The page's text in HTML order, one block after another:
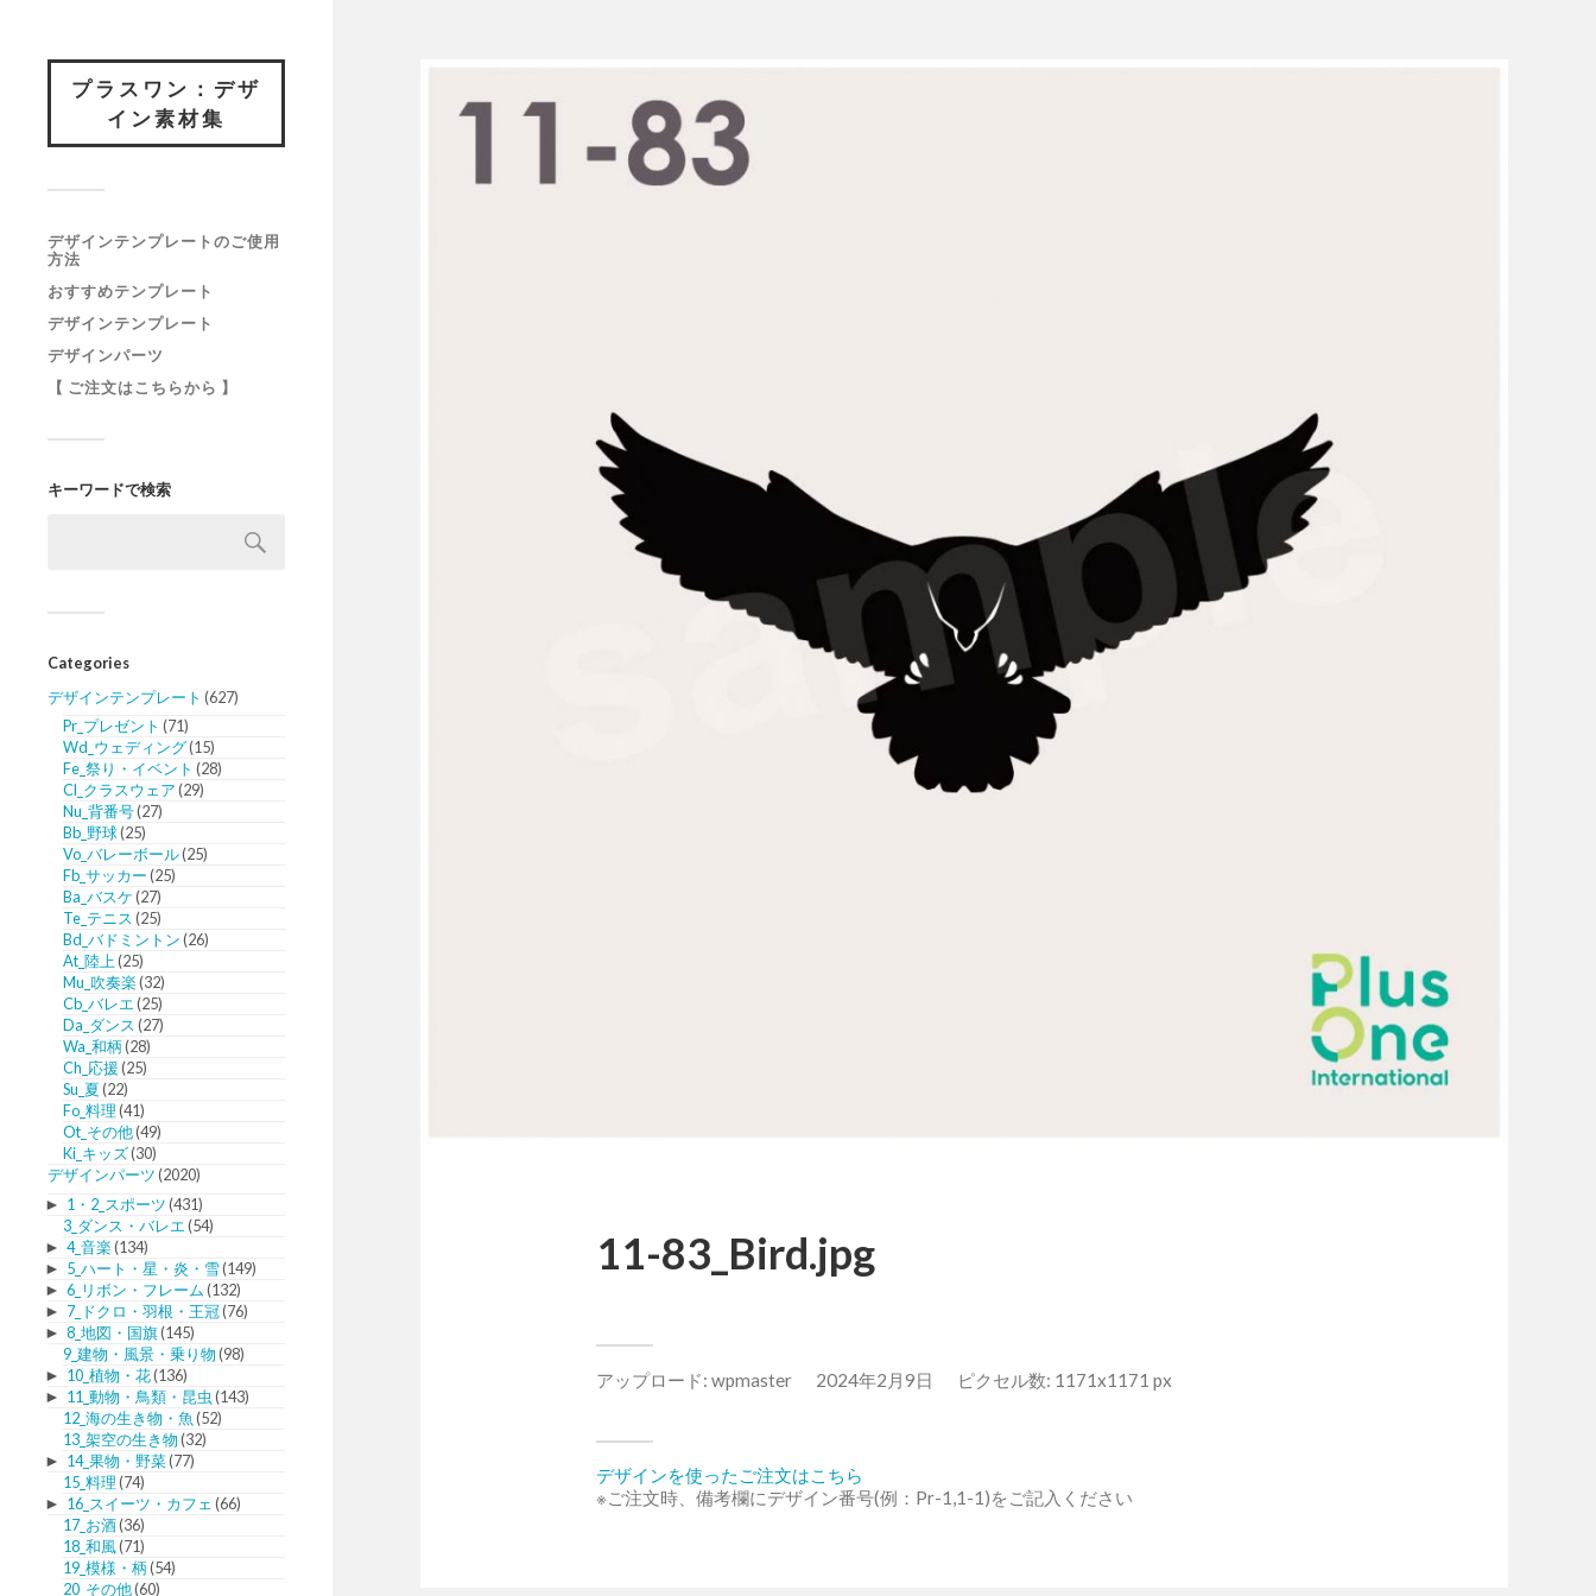
プラスワン：デザ
イン素材集
デザインテンプレートのご使用
方法
おすすめテンプレート
デザインテンプレート
デザインパーツ
【 ご注文はこちらから 】
キーワードで検索
Categories
デザインテンプレート (627)
Pr_プレゼント (71)
Wd_ウェディング(15)
Fe_祭り・イベント (28)
Cl_クラスウェア(29)
Nu_背番号(27)
Bb_野球(25)
Vo_バレーボール(25)
Fb_サッカー(25)
Ba_バスケ(27)
Te_テニス(25)
Bd_バドミントン(26)
At_陸上(25)
Mu_吹奏楽(32)
Cb_バレエ(25)
Da_ダンス(27)
Wa_和柄(28)
Ch_応援(25)
Su_夏(22)
Fo_料理(41)
Ot_その他(49)
Ki_キッズ(30)
デザインパーツ(2020)
► 1・2_スポーツ(431)
3_ダンス・バレエ(54)
► 4_音楽(134)
► 5_ハート・星・炎・雪(149)
► 6_リボン・フレーム(132)
► 7_ドクロ・羽根・王冠(76)
► 8_地図・国旗(145)
9_建物・風景・乗り物(98)
► 10_植物・花(136)
► 11_動物・鳥類・昆虫 (143)
12_海の生き物・魚 (52)
13_架空の生き物(32)
► 14_果物・野菜(77)
15_料理(74)
► 16_スイーツ・カフェ (66)
17_お酒(36)
18_和風(71)
19_模様・柄(54)
20_その他(60)
11-83_Bird.jpg
アップロード: wpmaster 2024年2月9日 ピクセル数: 1171x1171 px
デザインを使ったご注文はこちら
※ご注文時、備考欄にデザイン番号(例：Pr-1,1-1)をご記入ください